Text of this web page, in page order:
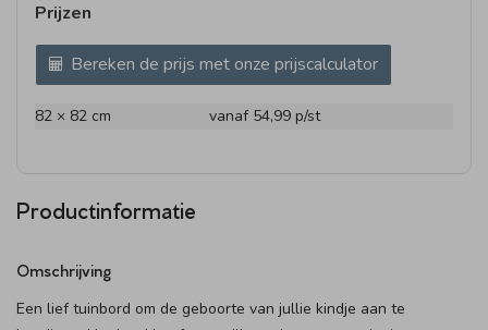
Prijzen
Bereken de prijs met onze prijscalculator
82 × 82 cm vanaf 54,99 p/st
Productinformatie
Omschrijving
Een lief tuinbord om de geboorte van jullie kindje aan te